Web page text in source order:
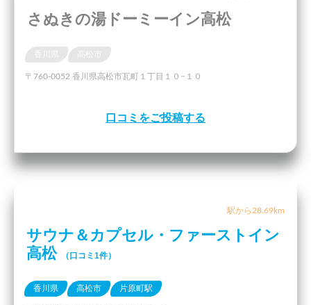
さぬきの湯ドーミーイン高松
香川県
〒760-0052 香川県高松市瓦町１丁目１０−１０
口コミをご投稿する
駅から28.69km
サウナ＆カプセル・ファーストイン
高松
（口コミ1件）
香川県 高松市 片原町駅